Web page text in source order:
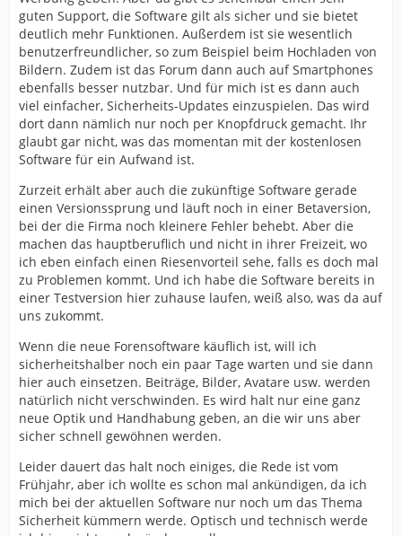
guten Support, die Software gilt als sicher und sie bietet
deutlich mehr Funktionen. Außerdem ist sie wesentlich
benutzerfreundlicher, so zum Beispiel beim Hochladen von
Bildern. Zudem ist das Forum dann auch auf Smartphones
ebenfalls besser nutzbar. Und für mich ist es dann auch
viel einfacher, Sicherheits-Updates einzuspielen. Das wird
dort dann nämlich nur noch per Knopfdruck gemacht. Ihr
glaubt gar nicht, was das momentan mit der kostenlosen
Software für ein Aufwand ist.
Zurzeit erhält aber auch die zukünftige Software gerade
einen Versionssprung und läuft noch in einer Betaversion,
bei der die Firma noch kleinere Fehler behebt. Aber die
machen das hauptberuflich und nicht in ihrer Freizeit, wo
ich eben einfach einen Riesenvorteil sehe, falls es doch mal
zu Problemen kommt. Und ich habe die Software bereits in
einer Testversion hier zuhause laufen, weiß also, was da auf
uns zukommt.
Wenn die neue Forensoftware käuflich ist, will ich
sicherheitshalber noch ein paar Tage warten und sie dann
hier auch einsetzen. Beiträge, Bilder, Avatare usw. werden
natürlich nicht verschwinden. Es wird halt nur eine ganz
neue Optik und Handhabung geben, an die wir uns aber
sicher schnell gewöhnen werden.
Leider dauert das halt noch einiges, die Rede ist vom
Frühjahr, aber ich wollte es schon mal ankündigen, da ich
mich bei der aktuellen Software nur noch um das Thema
Sicherheit kümmern werde. Optisch und technisch werde